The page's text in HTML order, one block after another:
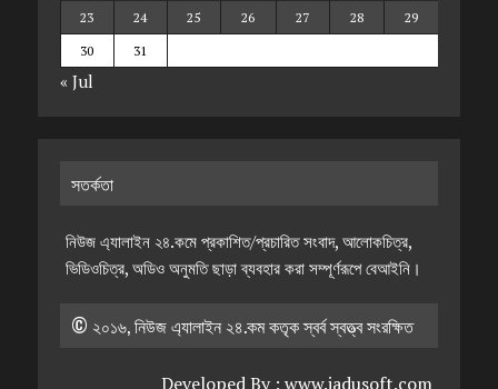
23
24 25 26 27 28
29
30
31
« Jul
সতর্কতা
নিউজ এ্যালাইন ২৪.কমে প্রকাশিত/প্রচারিত সংবাদ, আলোকচিত্র,
ভিডিওচিত্র, অডিও অনুমতি ছাড়া ব্যবহার করা সম্পূর্ণরূপে বেআইনি।
© ২০১৬, নিউজ এ্যালাইন ২৪.কম কতৃক স্বর্ব স্বত্ত্ব সংরক্ষিত
Developed By :www.jadusoft.com